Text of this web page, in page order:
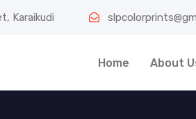
Karaikudi
Home About